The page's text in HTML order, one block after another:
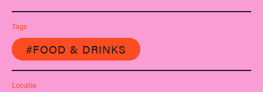
Tags
#FOOD & DRINKS
Locatie